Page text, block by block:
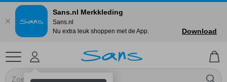
Sans.nl Merkkleding
Sans.nl
Nu extra leuk shoppen met de App.
Download